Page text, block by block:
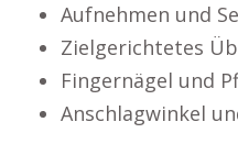
Aufnehmen und
Zielgerichtetes
Fingernägel und
Anschlagwinkel